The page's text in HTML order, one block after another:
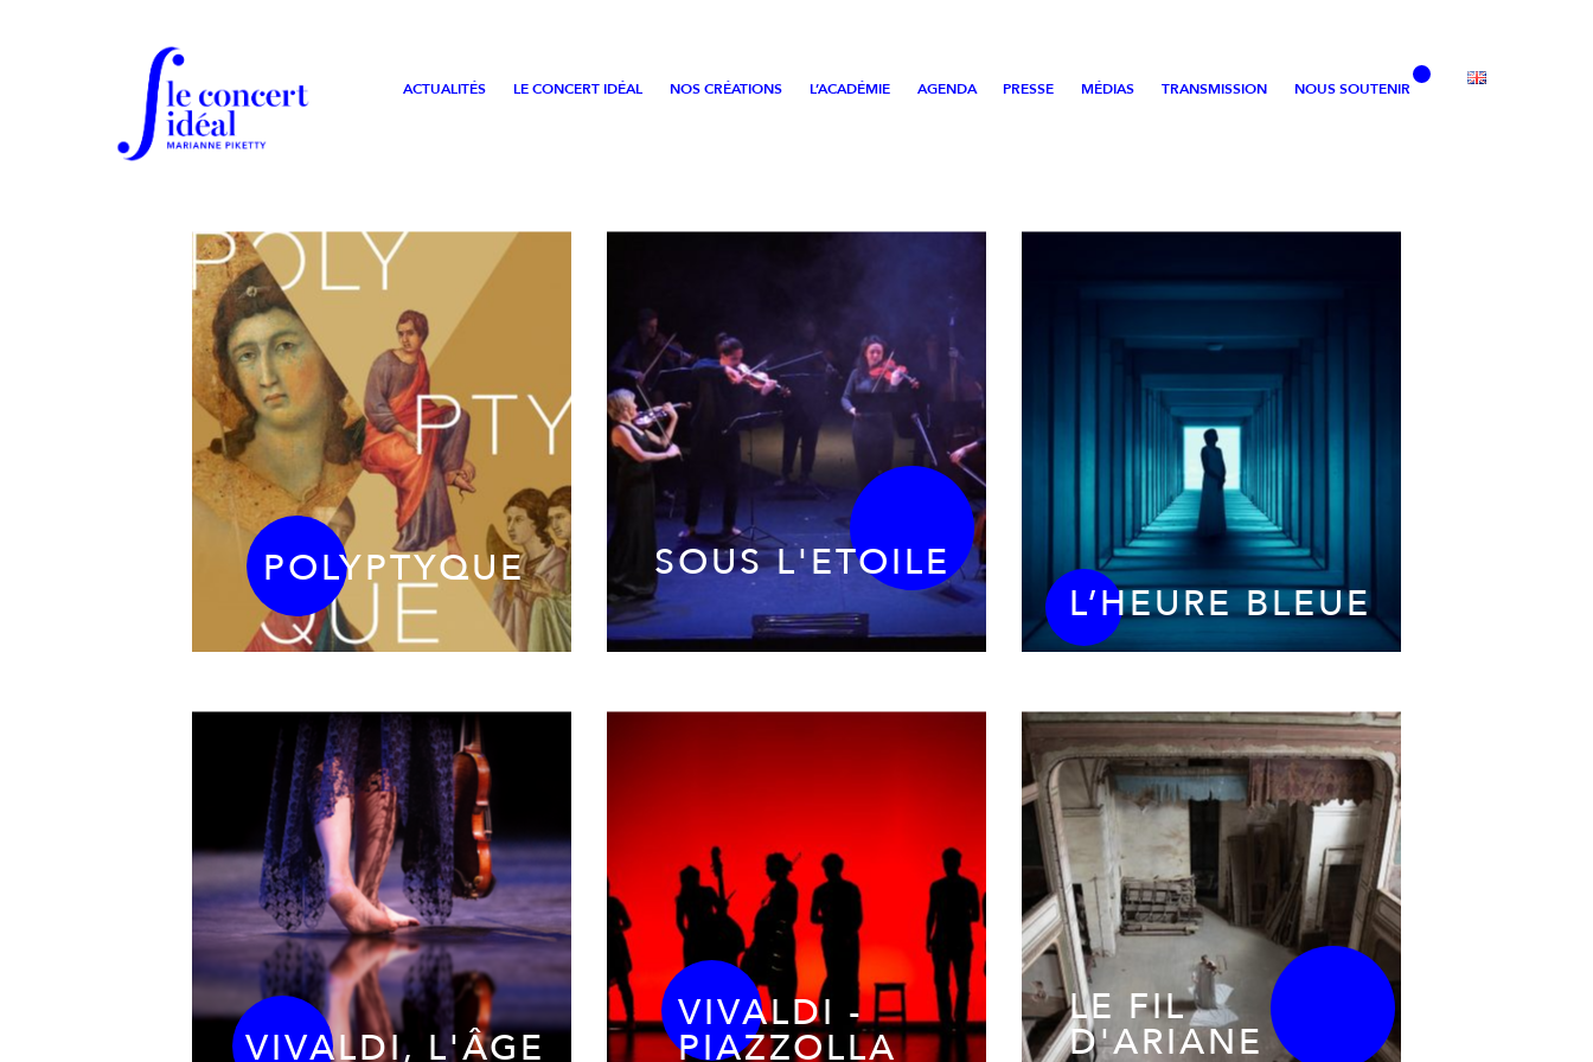
ACTUALITÉS LE CONCERT IDÉAL NOS CRÉATIONS L’ACADÉMIE AGENDA PRESSE MÉDIAS TRANSMISSION NOUS SOUTENIR
POLYPTYQUE
SOUS L'ETOILE
L’HEURE BLEUE
VIVALDI, L'ÂGE
VIVALDI -
PIAZZOLLA
LE FIL
D'ARIANE